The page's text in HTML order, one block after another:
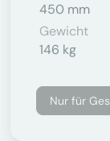
450 mm
Gewicht
146 kg
Nur für